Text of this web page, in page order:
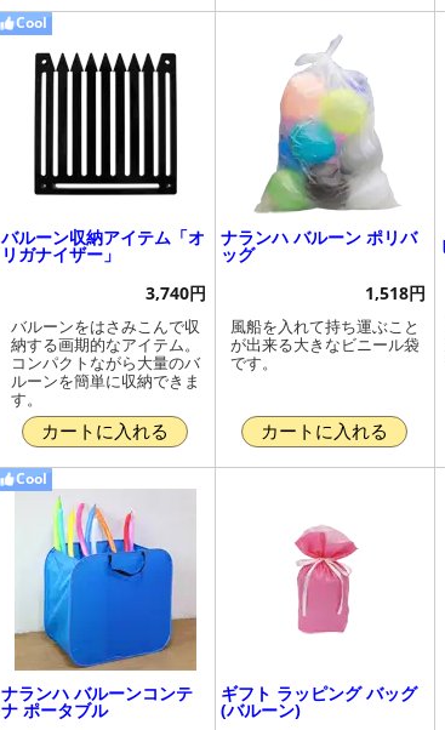
Cool
バルーン収納アイテム「オ
リガナイザー」
3,740円
バルーンをはさみこんで収
納する画期的なアイテム。
コンパクトながら大量のバ
ルーンを簡単に収納できま
す。
カートに入れる
ナランハ バルーン ポリバ
ッグ
1,518円
風船を入れて持ち運ぶこと
が出来る大きなビニール袋
です。
カートに入れる
Cool
ナランハ バルーンコンテ
ナ ポータブル
ギフト ラッピング バッグ
(バルーン)